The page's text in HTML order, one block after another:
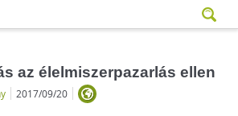
az élelmiszerpazarlás ellen
2017/09/20